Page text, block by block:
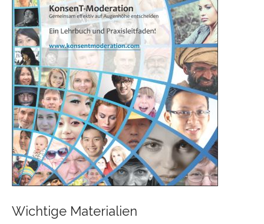
Wichtige Materialien